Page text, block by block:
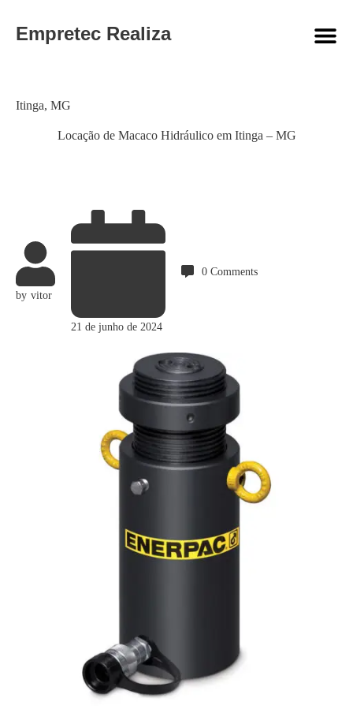
Empretec Realiza
Locação de Macaco Hidráulico em Itinga – MG
Category
Itinga, MG
by vitor
21 de junho de 2024
0 Comments